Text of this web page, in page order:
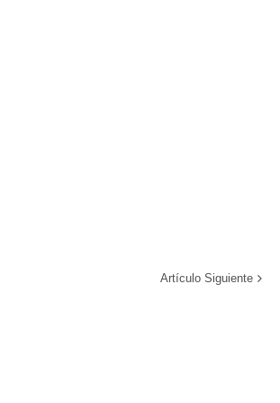
Artículo Siguiente